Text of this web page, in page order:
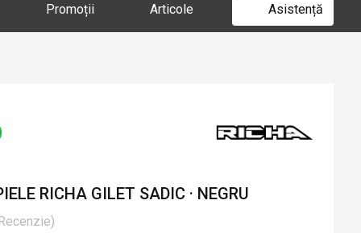
Promoții Articole Asistență
RICHA GILET SADIC · NEGRU
)